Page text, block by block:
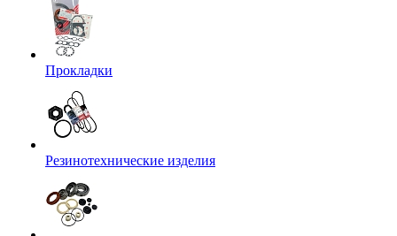
Прокладки
Резинотехнические изделия